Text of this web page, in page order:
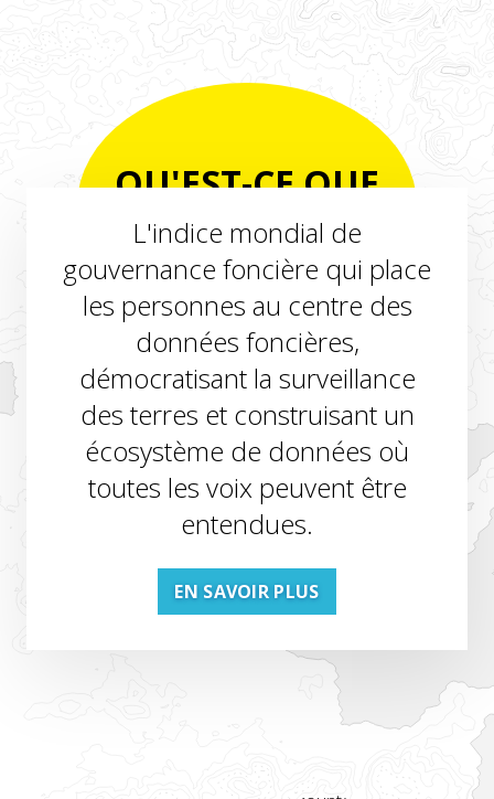
QU'EST-CE QUE
LANDEX?
L'indice mondial de
gouvernance foncière qui place
les personnes au centre des
données foncières,
démocratisant la surveillance
des terres et construisant un
écosystème de données où
toutes les voix peuvent être
entendues.
EN SAVOIR PLUS